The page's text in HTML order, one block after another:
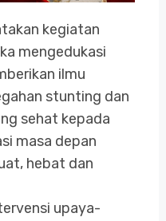
kegiatan
mengedukasi
ilmu
stunting dan
sehat kepada
masa depan
hebat dan
upaya-